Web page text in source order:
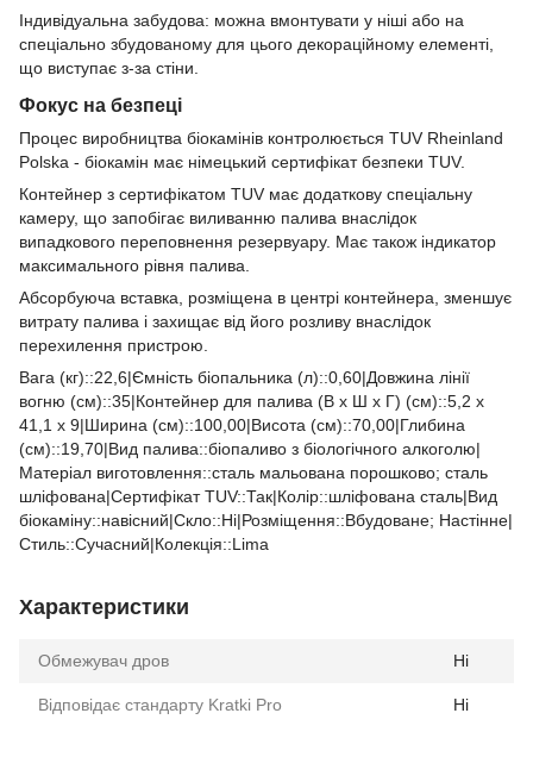
Індивідуальна забудова: можна вмонтувати у ніші або на
спеціально збудованому для цього декораційному елементі,
що виступає з-за стіни.
Фокус на безпеці
Процес виробництва біокамінів контролюється TUV Rheinland
Polska - біокамін має німецький сертифікат безпеки TUV.
Контейнер з сертифікатом TUV має додаткову спеціальну
камеру, що запобігає виливанню палива внаслідок
випадкового переповнення резервуару. Має також індикатор
максимального рівня палива.
Абсорбуюча вставка, розміщена в центрі контейнера, зменшує
витрату палива і захищає від його розливу внаслідок
перехилення пристрою.
Вага (кг)::22,6|Ємність біопальника (л)::0,60|Довжина лінії
вогню (см)::35|Контейнер для палива (В x Ш x Г) (см)::5,2 x
41,1 x 9|Ширина (см)::100,00|Висота (см)::70,00|Глибина
(см)::19,70|Вид палива::біопаливо з біологічного алкоголю|
Матеріал виготовлення::сталь мальована порошково; сталь
шліфована|Сертифікат TUV::Так|Колір::шліфована сталь|Вид
біокаміну::навісний|Скло::Ні|Розміщення::Вбудоване; Настінне|
Стиль::Cучасний|Колекція::Lima
Характеристики
Обмежувач дров Ні
Відповідає стандарту Kratki Pro Ні